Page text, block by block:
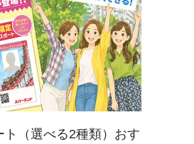
ト（選べる2種類）おす